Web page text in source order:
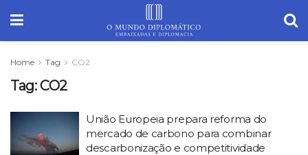
Home Tag CO2
Tag:CO2
União Europeia prepara reforma do
mercado de carbono para combinar
descarbonização e competitividade